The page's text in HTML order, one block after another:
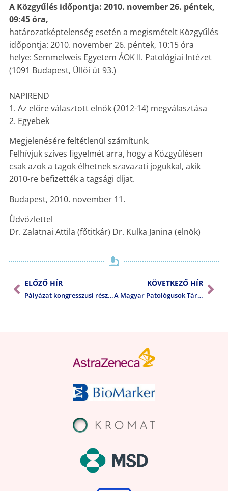
A Közgyűlés időpontja: 2010. november 26. péntek,
09:45 óra,
határozatképtelenség esetén a megismételt Közgyűlés
időpontja: 2010. november 26. péntek, 10:15 óra
helye: Semmelweis Egyetem ÁOK II. Patológiai Intézet
(1091 Budapest, Üllői út 93.)
NAPIREND
1. Az előre választott elnök (2012-14) megválasztása
2. Egyebek
Megjelenésére feltétlenül számítunk.
Felhívjuk szíves figyelmét arra, hogy a Közgyűlésen
csak azok a tagok élhetnek szavazati jogukkal, akik
2010-re befizették a tagsági díjat.
Budapest, 2010. november 11.
Üdvözlettel
Dr. Zalatnai Attila (főtitkár) Dr. Kulka Janina (elnök)
ELŐZŐ HÍR
Pályázat kongresszusi részvétel támogatására
KÖVETKEZŐ HÍR
A Magyar Patológusok Társasága megválasztotta a leendő elnököt